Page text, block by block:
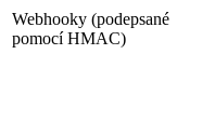
Webhooky (podepsané
pomocí HMAC)